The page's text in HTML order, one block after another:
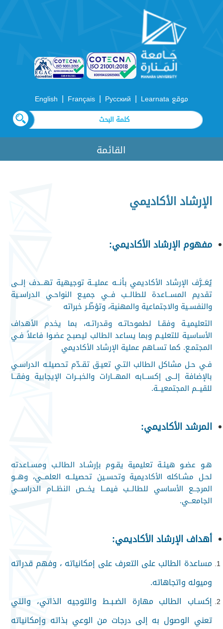
موقع Learnata |
Русский
|
Français
|
English
القائمة
الإرشاد الأكاديمي
مفهوم الإرشاد الأكاديمي:
يُعَــرَّف الإرشاد الأكاديمي بأنــه عمليــة توجيهية تهــدف إلــى
تقديم المســاعدة للطالــب فــي جميـع النواحـي الدراسـية
والنفسـية والاجتماعية والمهنية، وتؤطّـر خبراته
التعليميـة وفقـا لطموحاتـه وقدراتـه، بما يخدم الأهداف
الأساسية للتعليـم وبما يساعد الطالب ليصبـح عضـوا فاعلاً فـي
المجتمـع. كما تسـاهم عملية الإرشاد الأكاديمي
فـي حـل مشاكل الطالب التـي تعيـق تقـدّم تحصيلـه الدراسـي
بالإضافة إلــى إكســابه المهــارات والخبــرات الإيجابية وفقــا
للقيــم المجتمعيــة.
المرشد الأكاديمي:
هـو عضـو هيئـة تعليمية يقـوم بإرشـاد الطالـب ومسـاعدته
لحـل مشـاكله الأكاديمية وتحسـين تحصيلــه العلمــي، وهــو
المرجــع الأساسي للطالــب فيمــا يخــص النظــام الدراســي
الجامعــي.
أهداف الإرشاد الأكاديمي:
مساعدة الطالب على التعرف على إمكانياته ، وفهم قدراته
وميوله واتجاهاته.
إكسـاب الطالب مهارة الضـبـط والتوجيه الذاتي، والتي
تعني الوصول به إلى درجات من الوعي بذاته وإمكانياته